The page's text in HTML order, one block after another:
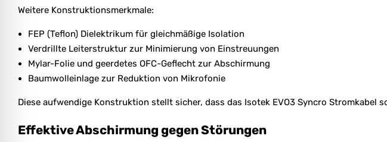
Weitere Konstruktionsmerkmale:
FEP (Teflon) Dielektrikum für gleichmäßige Isolation
Verdrillte Leiterstruktur zur Minimierung von Einstreuungen
Mylar-Folie und geerdetes OFC-Geflecht zur Abschirmung
Baumwolleinlage zur Reduktion von Mikrofonie
Diese aufwendige Konstruktion stellt sicher, dass das Isotek EVO3 Syncro Stromkabel
Effektive Abschirmung gegen Störungen